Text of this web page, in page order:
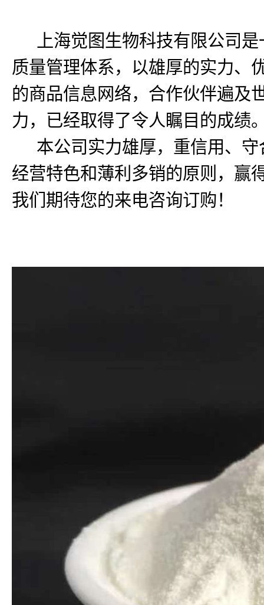
上海觉图生物科技有限公司是
质量管理体系，以雄厚的实力、
的商品信息网络，合作伙伴遍及
力，已经取得了令人瞩目的成绩
本公司实力雄厚，重信用、守
经营特色和薄利多销的原则，赢
我们期待您的来电咨询订购！